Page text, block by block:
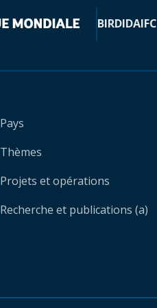
BIRDIDAIFC
Pays
Thèmes
Projets et opérations
Recherche et publications (a)